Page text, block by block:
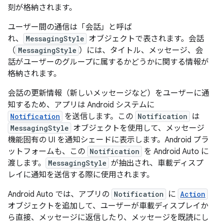
刻が格納されます。
ユーザー間の通信は「会話」と呼ば
れ、
MessagingStyle オブジェクトで表されます。会話
（ MessagingStyle ）には、タイトル、メッセージ、会
話がユーザーのグループに属するかどうかに関する情報が
格納されます。
会話の更新情報（新しいメッセージなど）をユーザーに通
知するため、アプリは Android システムに
Notification を送信します。この Notification は
MessagingStyle オブジェクトを使用して、メッセージ
機能固有の UI を通知シェードに表示します。Android プラ
ットフォームも、この Notification を Android Auto に
渡します。
MessagingStyle が抽出され、車載ディスプ
レイに通知を送信する際に使用されます。
Android Auto では、アプリの Notification に Action
オブジェクトを追加して、ユーザーが車載ディスプレイか
ら直接、メッセージに返信したり、メッセージを既読にし